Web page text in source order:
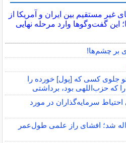
غیر مستقیم بین ایران و آمریکا از
این گفت‌و‌گو‌ها وارد مرحله نهایی
بر چشم‌ها!
جلوی کسی که [پول] خورده را
که حزب‌اللهی بود، برداشتی
سرمایه‌گذاران در مورد
لامپ جهان ۱۲۵ ساله شد؛ افشای راز علمی طول‌عمر